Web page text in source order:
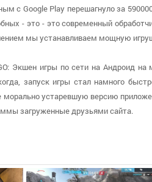
с Google Play перешагнуло за
- это - это современный
мы устанавливаем мощную
Экшен игры по сети на Андроид
запуск игры стал намного
морально устаревшую версию
загруженные друзьями сайта.